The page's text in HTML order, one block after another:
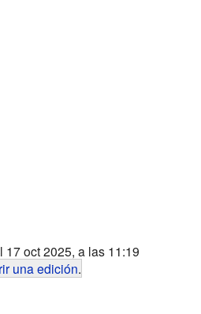
17 oct 2025, a las 11:19
una edición.